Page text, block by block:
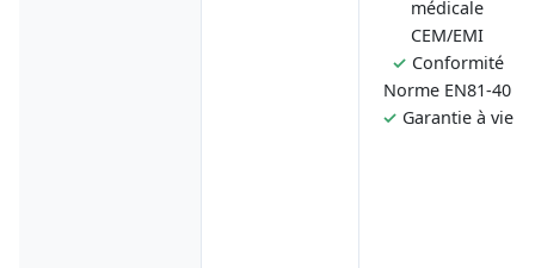
médicale
CEM/EMI
✓ Conformité
Norme EN81-40
✓ Garantie à vie